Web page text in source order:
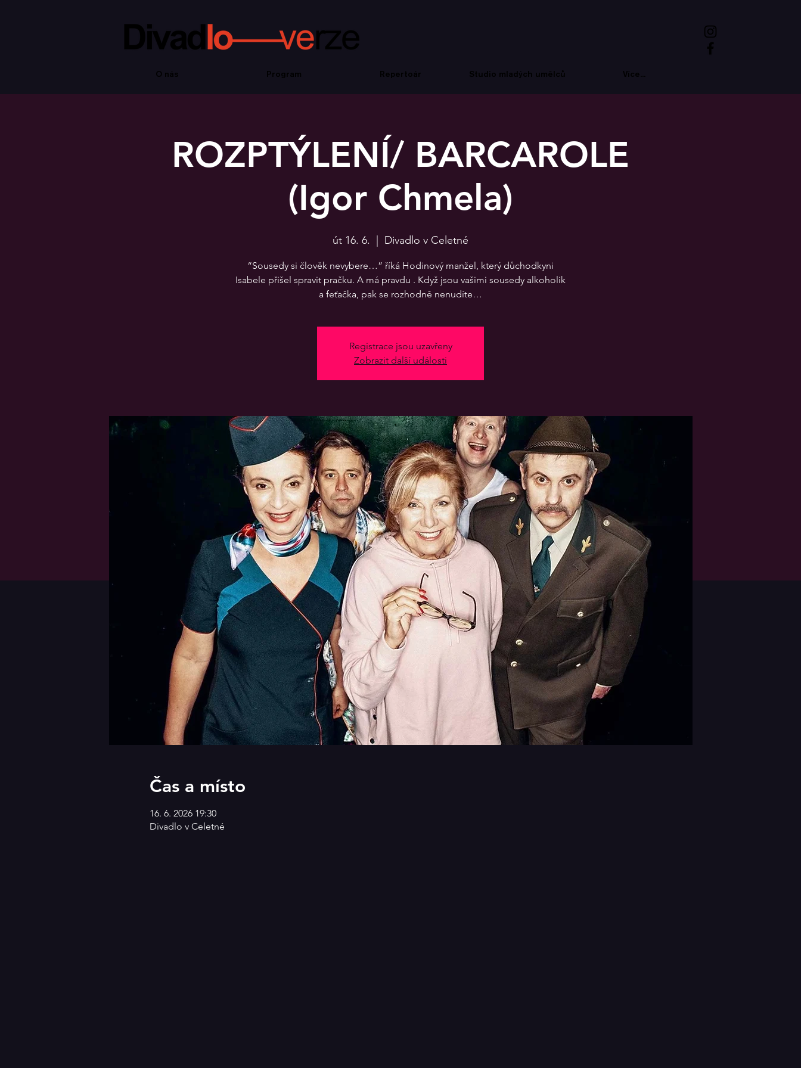
O nás Program Repertoár Studio mladých umělců Více...
ROZPTÝLENÍ/ BARCAROLE
(Igor Chmela)
út 16. 6. Divadlo v Celetné
“Sousedy si člověk nevybere…” říká Hodinový manžel, který důchodkyni
Isabele přišel spravit pračku. A má pravdu . Když jsou vašimi sousedy alkoholik
Registrace jsou uzavřeny
Zobrazit další události
Čas a místo
16. 6. 2026 19:30
Divadlo v Celetné